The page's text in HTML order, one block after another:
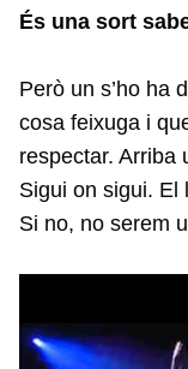
És una sort
Però un s’ho ha
cosa feixuga i
respectar. Arriba
Sigui on sigui. El
Si no, no serem